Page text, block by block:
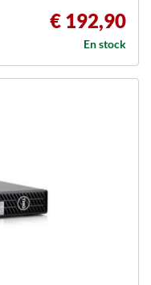
€ 192,90
En stock